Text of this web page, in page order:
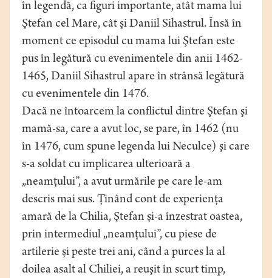
în legendă, ca figuri importante, atât mama lui
Ştefan cel Mare, cât şi Daniil Sihastrul. Însă în
moment ce episodul cu mama lui Ştefan este
pus în legătură cu evenimentele din anii 1462-
1465, Daniil Sihastrul apare în strânsă legătură
cu evenimentele din 1476.
Dacă ne întoarcem la conflictul dintre Ştefan şi
mamă-sa, care a avut loc, se pare, în 1462 (nu
în 1476, cum spune legenda lui Neculce) şi care
s-a soldat cu implicarea ulterioară a
„neamţului”, a avut urmările pe care le-am
descris mai sus. Ţinând cont de experienţa
amară de la Chilia, Ştefan şi-a înzestrat oastea,
prin intermediul „neamţului”, cu piese de
artilerie şi peste trei ani, când a purces la al
doilea asalt al Chiliei, a reuşit în scurt timp,